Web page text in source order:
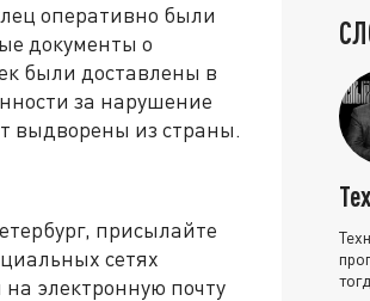
оперативно были
документы о
были доставлены в
за нарушение
выдворены из страны.
присылайте
сетях
на электронную почту